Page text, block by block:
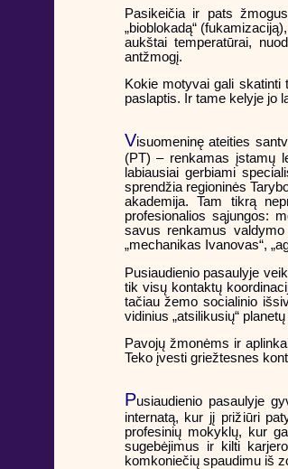
Pasikeičia ir pats
„bioblokadą“
aukštai temperatūrai,
antžmogį.
Kokie motyvai gali skatinti
paslaptis. Ir tame kelyje jo
Visuomeninę ateities
(PT) – renkamas įstamų
labiausiai gerbiami
sprendžia regioninės
akademija. Tam tikrą
profesionalios sąjungos:
savus renkamus
„mechanikas Ivanovas“,
Pusiaudienio pasaulyje
tik visų kontaktų
tačiau žemo socialinio
vidinius „atsilikusių“
Pavojų žmonėms ir
Teko įvesti griežtesnes
Pusiaudienio pasaulyje
internatą, kur jį prižiūri
profesinių mokyklų, kur
sugebėjimus ir kilti
komkoniečių spaudimu iš